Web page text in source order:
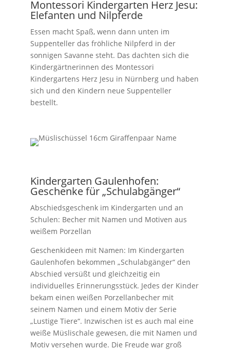
Montessori Kindergarten Herz Jesu:
Elefanten und Nilpferde
Essen macht Spaß, wenn dann unten im
Suppenteller das fröhliche Nilpferd in der
sonnigen Savanne steht. Das dachten sich die
Kindergärtnerinnen des Montessori
Kindergartens Herz Jesu in Nürnberg und haben
sich und den Kindern neue Suppenteller
bestellt.
Kindergarten Gaulenhofen:
Geschenke für „Schulabgänger“
Abschiedsgeschenk im Kindergarten und an
Schulen: Becher mit Namen und Motiven aus
weißem Porzellan
Geschenkideen mit Namen: Im Kindergarten
Gaulenhofen bekommen „Schulabgänger“ den
Abschied versüßt und gleichzeitig ein
individuelles Erinnerungsstück. Jedes der Kinder
bekam einen weißen Porzellanbecher mit
seinem Namen und einem Motiv der Serie
„Lustige Tiere“. Inzwischen ist es auch mal eine
weiße Müslischale gewesen, die mit Namen und
Motiv versehen wurde. Die Freude war groß